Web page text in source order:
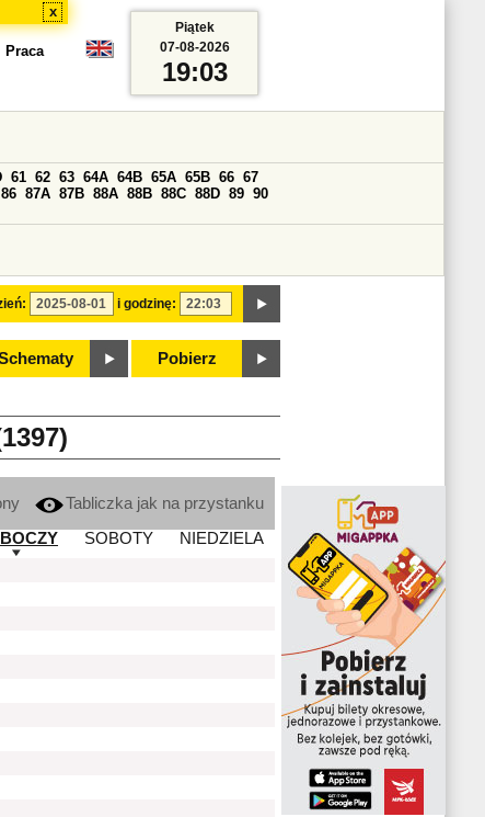
x
Praca
i godzinę:
61 62 63 64A 64B 65A 65B 66 67
86 87A 87B 88A 88B 88C 88D 89 90
Pobierz
Piątek
07-08-2026
19:03
Tabliczka jak na przystanku
SOBOTY
NIEDZIELA